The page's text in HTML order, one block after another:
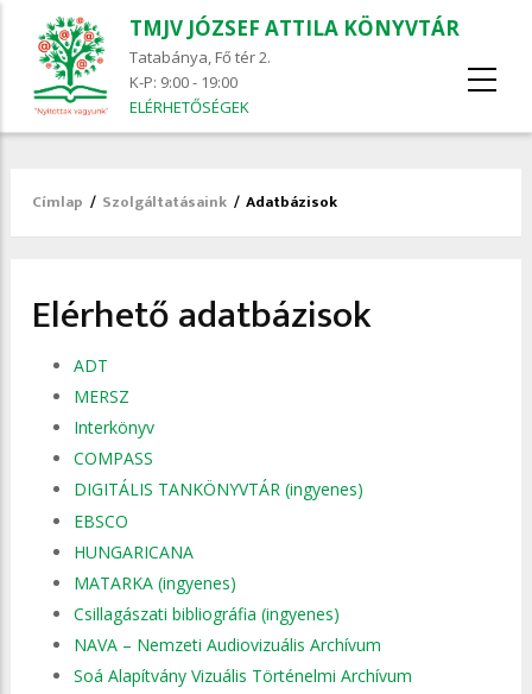
TMJV JÓZSEF ATTILA KÖNYVTÁR
Tatabánya, Fő tér 2.
K-P: 9:00 - 19:00
ELÉRHETŐSÉGEK
Morzsa
Címlap / Szolgáltatásaink / Adatbázisok
Elérhető adatbázisok
ADT
MERSZ
Interkönyv
COMPASS
DIGITÁLIS TANKÖNYVTÁR (ingyenes)
EBSCO
HUNGARICANA
MATARKA (ingyenes)
Csillagászati bibliográfia (ingyenes)
NAVA – Nemzeti Audiovizuális Archívum
Soá Alapítvány Vizuális Történelmi Archívum